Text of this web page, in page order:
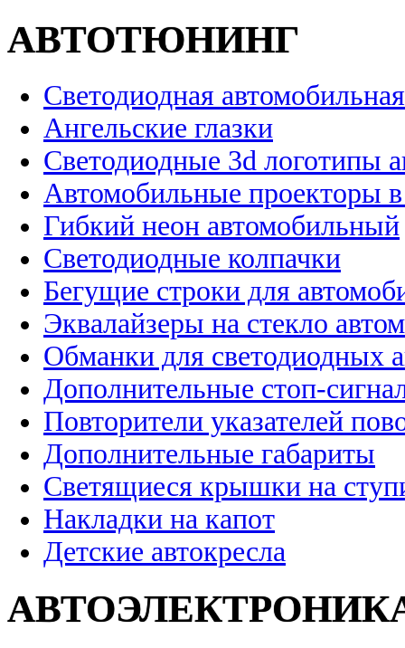
АВТОТЮНИНГ
Светодиодная
Ангельские глазки
Светодиодные 3d логотипы
Автомобильные проекторы
Гибкий неон автомобильный
Светодиодные колпачки
Бегущие строки для
Эквалайзеры на стекло
Обманки для светодиодных
Дополнительные стоп-
Повторители указателей
Дополнительные габариты
Светящиеся крышки на
Накладки на капот
Детские автокресла